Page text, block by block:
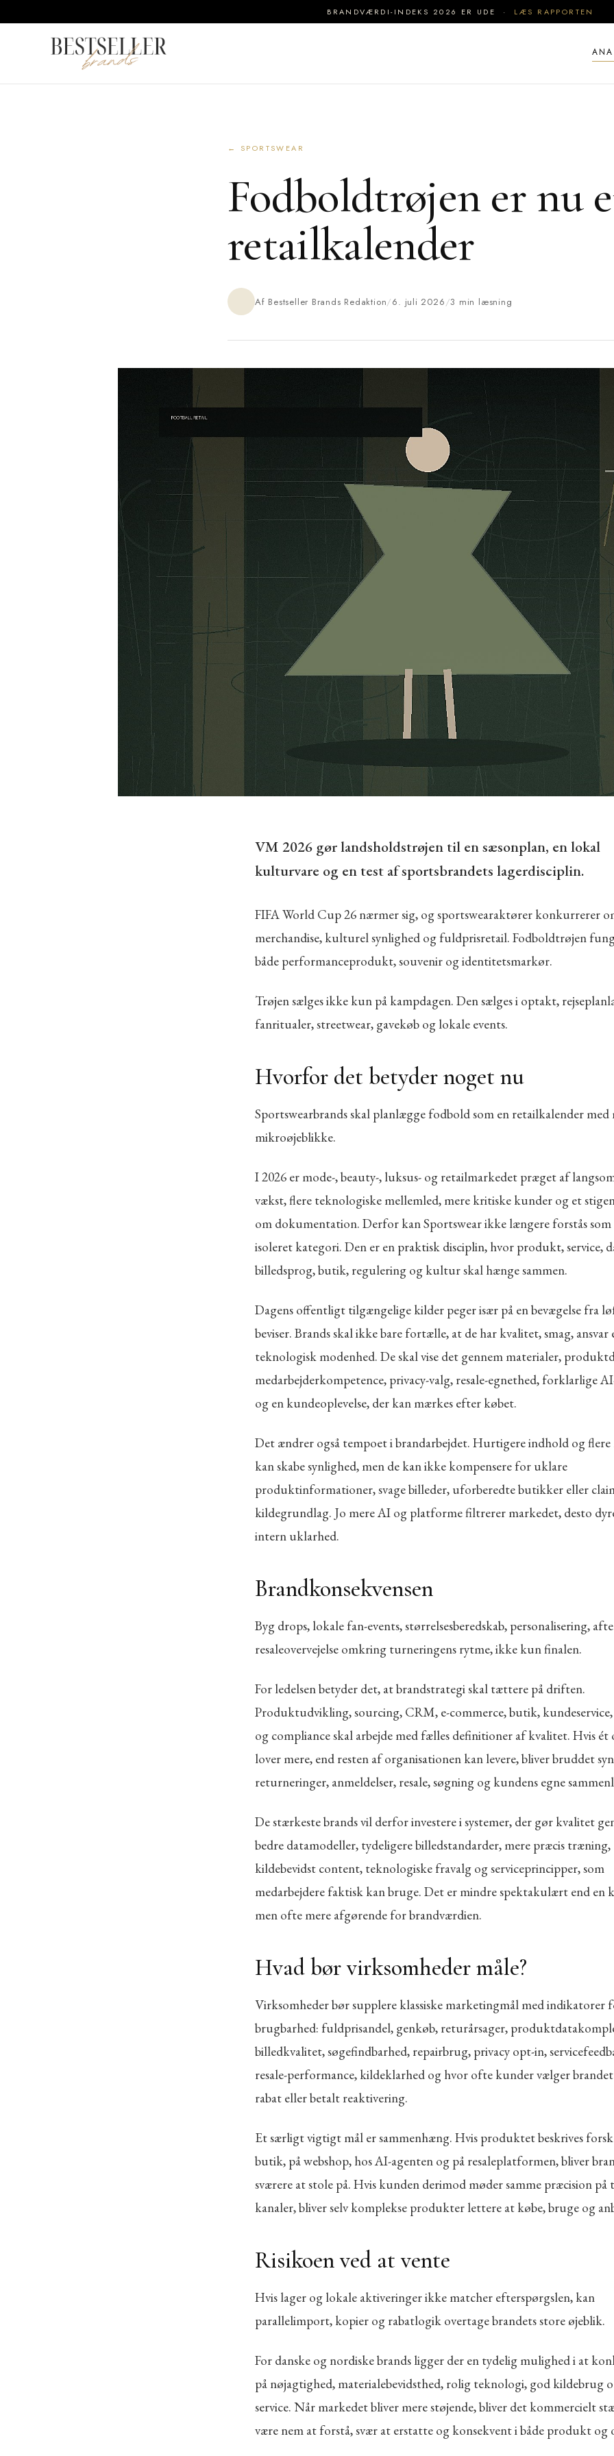
BRANDVÆRDI-INDEKS 2026 ER UDE · LÆS RAPPORTEN
← SPORTSWEAR
Fodboldtrøjen er nu
retailkalender
Af Bestseller Brands Redaktion/6. juli 2026/3 min læsning
VM 2026 gør landsholdstrøjen til en sæsonplan, en lokal
kulturvare og en test af sportsbrandets lagerdisciplin.
FIFA World Cup 26 nærmer sig, og sportswearaktører konkurrerer
merchandise, kulturel synlighed og fuldprisretail. Fodboldtrøjen
både performanceprodukt, souvenir og identitetsmarkør.
Trøjen sælges ikke kun på kampdagen. Den sælges i optakt,
fanritualer, streetwear, gavekøb og lokale events.
Hvorfor det betyder noget nu
Sportswearbrands skal planlægge fodbold som en retailkalender med
mikroøjeblikke.
I 2026 er mode-, beauty-, luksus- og retailmarkedet præget af
vækst, flere teknologiske mellemled, mere kritiske kunder og et
om dokumentation. Derfor kan Sportswear ikke længere forstås som
isoleret kategori. Den er en praktisk disciplin, hvor produkt, service,
billedsprog, butik, regulering og kultur skal hænge sammen.
Dagens offentligt tilgængelige kilder peger især på en bevægelse fra
beviser. Brands skal ikke bare fortælle, at de har kvalitet, smag, ansvar
teknologisk modenhed. De skal vise det gennem materialer,
medarbejderkompetence, privacy-valg, resale-egnethed, forklarlige
og en kundeoplevelse, der kan mærkes efter købet.
Det ændrer også tempoet i brandarbejdet. Hurtigere indhold og flere
kan skabe synlighed, men de kan ikke kompensere for uklare
produktinformationer, svage billeder, uforberedte butikker eller
kildegrundlag. Jo mere AI og platforme filtrerer markedet, desto
intern uklarhed.
Brandkonsekvensen
Byg drops, lokale fan-events, størrelsesberedskab, personalisering,
resaleovervejelse omkring turneringens rytme, ikke kun finalen.
For ledelsen betyder det, at brandstrategi skal tættere på driften.
Produktudvikling, sourcing, CRM, e-commerce, butik,
og compliance skal arbejde med fælles definitioner af kvalitet. Hvis ét
lover mere, end resten af organisationen kan levere, bliver bruddet
returneringer, anmeldelser, resale, søgning og kundens egne
De stærkeste brands vil derfor investere i systemer, der gør kvalitet
bedre datamodeller, tydeligere billedstandarder, mere præcis træning,
kildebevidst content, teknologiske fravalg og serviceprincipper, som
medarbejdere faktisk kan bruge. Det er mindre spektakulært end en
men ofte mere afgørende for brandværdien.
Hvad bør virksomheder måle?
Virksomheder bør supplere klassiske marketingmål med indikatorer
brugbarhed: fuldprisandel, genkøb, returårsager,
billedkvalitet, søgefindbarhed, repairbrug, privacy opt-in,
resale-performance, kildeklarhed og hvor ofte kunder vælger
rabat eller betalt reaktivering.
Et særligt vigtigt mål er sammenhæng. Hvis produktet beskrives
butik, på webshop, hos AI-agenten og på resaleplatformen, bliver
sværere at stole på. Hvis kunden derimod møder samme præcision på
kanaler, bliver selv komplekse produkter lettere at købe, bruge og
Risikoen ved at vente
Hvis lager og lokale aktiveringer ikke matcher efterspørgslen, kan
parallelimport, kopier og rabatlogik overtage brandets store øjeblik.
For danske og nordiske brands ligger der en tydelig mulighed i at
på nøjagtighed, materialebevidsthed, rolig teknologi, god kildebrug
service. Når markedet bliver mere støjende, bliver det kommercielt
være nem at forstå, svær at erstatte og konsekvent i både produkt og